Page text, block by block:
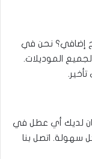
إضافي؟ نحن في
الموديلات.
كان لديك أي عطل في
سهولة. اتصل بنا